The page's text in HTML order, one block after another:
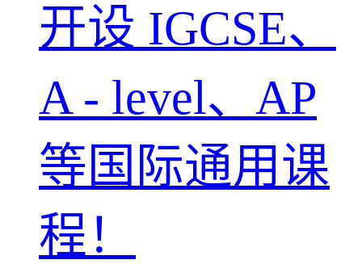
开设 IGCSE、
A - level、AP
等国际通用课
程！